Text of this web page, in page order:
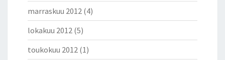
marraskuu 2012 (4)
lokakuu 2012 (5)
toukokuu 2012 (1)